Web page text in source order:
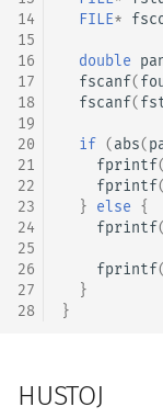
14
15
16
17
18
19
20
21
22
23
24
25
26
27
28
FILE*
double
fscanf(
fscanf(
if (abs(
fprintf(
fprintf(
} else {
fprintf(
fprintf(
}
}
HUSTOJ